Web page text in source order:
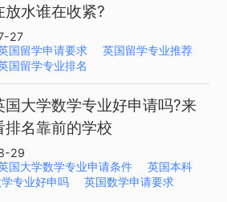
放水谁在收紧?
27
国留学申请要求
英国留学专业推荐
国留学专业排名
国大学数学专业好申请吗?来
排名靠前的学校
29
国大学数学专业申请条件
英国本科
专业好申吗
英国数学申请要求